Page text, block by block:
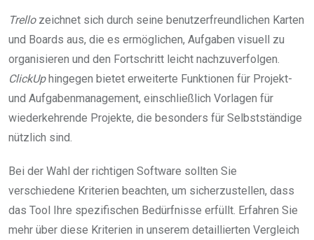
Trellozeichnet sich durch seine benutzerfreundlichen Karten
und Boards aus, die es ermöglichen, Aufgaben visuell zu
organisieren und den Fortschritt leicht nachzuverfolgen.
ClickUphingegen bietet erweiterte Funktionen für Projekt-
und Aufgabenmanagement, einschließlich Vorlagen für
wiederkehrende Projekte, die besonders für Selbstständige
nützlich sind.
Bei der Wahl der richtigen Software sollten Sie
verschiedene Kriterien beachten, um sicherzustellen, dass
das Tool Ihre spezifischen Bedürfnisse erfüllt. Erfahren Sie
mehr über diese Kriterien in unserem detaillierten Vergleich